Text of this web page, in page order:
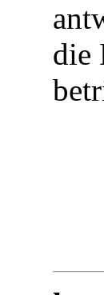
die